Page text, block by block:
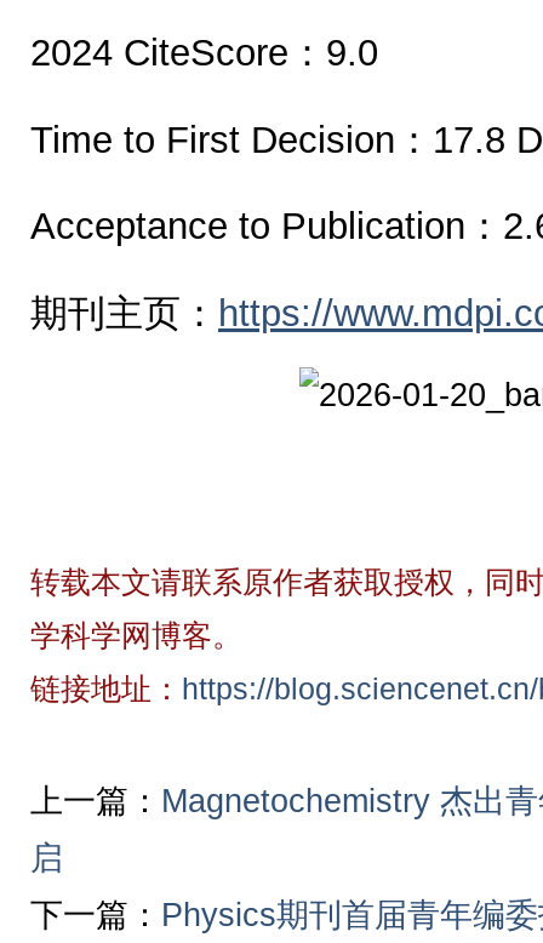
2024 CiteScore：9.0
Time to First Decision：17.8
Acceptance to Publication：
期刊主页： https://
转载本文请联系原作者获取授权，同
学科学网博客。
链接地址： https://
上一篇： Magnetochemistry 杰出
启
下一篇： Physics期刊首届青年编